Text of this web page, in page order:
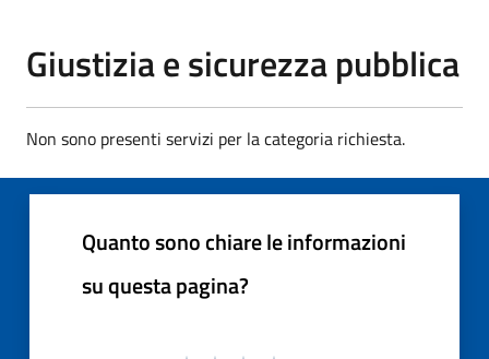
Giustizia e sicurezza pubblica
Non sono presenti servizi per la categoria richiesta.
Quanto sono chiare le informazioni
su questa pagina?